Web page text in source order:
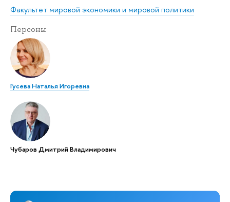
Факультет мировой экономики и мировой политики
Персоны
Гусева Наталья Игоревна
Чубаров Дмитрий Владимирович